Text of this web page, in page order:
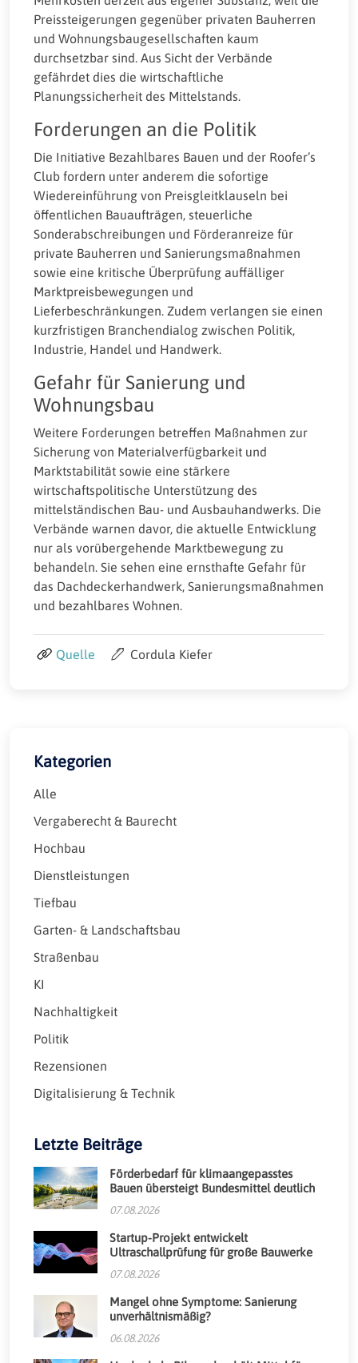
Preissteigerungen gegenüber privaten Bauherren
und Wohnungsbaugesellschaften kaum
durchsetzbar sind. Aus Sicht der Verbände
gefährdet dies die wirtschaftliche
Planungssicherheit des Mittelstands.
Forderungen an die Politik
Die Initiative Bezahlbares Bauen und der Roofer’s
Club fordern unter anderem die sofortige
Wiedereinführung von Preisgleitklauseln bei
öffentlichen Bauaufträgen, steuerliche
Sonderabschreibungen und Förderanreize für
private Bauherren und Sanierungsmaßnahmen
sowie eine kritische Überprüfung auffälliger
Marktpreisbewegungen und
Lieferbeschränkungen. Zudem verlangen sie einen
kurzfristigen Branchendialog zwischen Politik,
Industrie, Handel und Handwerk.
Gefahr für Sanierung und
Wohnungsbau
Weitere Forderungen betreffen Maßnahmen zur
Sicherung von Materialverfügbarkeit und
Marktstabilität sowie eine stärkere
wirtschaftspolitische Unterstützung des
mittelständischen Bau- und Ausbauhandwerks. Die
Verbände warnen davor, die aktuelle Entwicklung
nur als vorübergehende Marktbewegung zu
behandeln. Sie sehen eine ernsthafte Gefahr für
das Dachdeckerhandwerk, Sanierungsmaßnahmen
und bezahlbares Wohnen.
Quelle Cordula Kiefer
Kategorien
Alle
Vergaberecht & Baurecht
Hochbau
Dienstleistungen
Tiefbau
Garten- & Landschaftsbau
Straßenbau
KI
Nachhaltigkeit
Politik
Rezensionen
Digitalisierung & Technik
Letzte Beiträge
Förderbedarf für klimaangepasstes
Bauen übersteigt Bundesmittel deutlich
07.08.2026
Startup-Projekt entwickelt
Ultraschallprüfung für große Bauwerke
07.08.2026
Mangel ohne Symptome: Sanierung
unverhältnismäßig?
06.08.2026